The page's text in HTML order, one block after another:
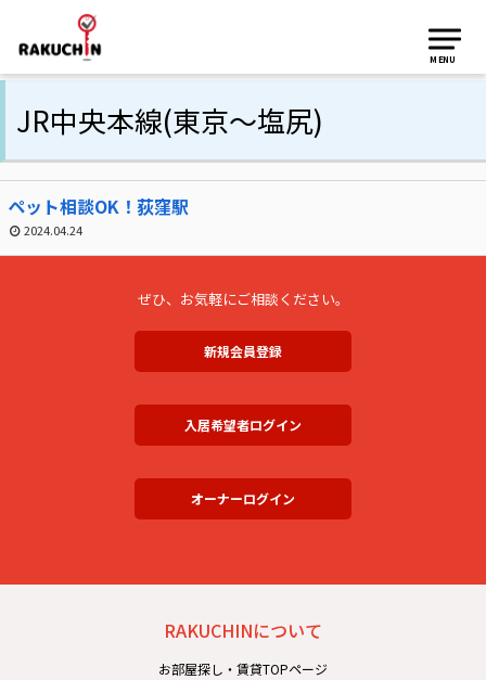
MENU
JR中央本線(東京～塩尻)
ペット相談OK！荻窪駅
2024.04.24
ぜひ、お気軽にご相談ください。
新規会員登録
入居希望者ログイン
オーナーログイン
RAKUCHINについて
お部屋探し・賃貸TOPページ